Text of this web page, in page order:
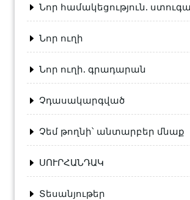
Նոր համակեցություն.
Նոր ուղի
Նոր ուղի. գրադարան
Չդասակարգված
Չեմ թողնի՝ անտարբեր մնաք
ՍՈՒՐՀԱՆԴԱԿ
Տեսանյութեր